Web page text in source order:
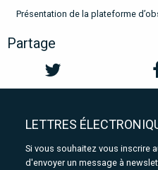
Présentation de la plateforme
Partage
LETTRES
Si vous souhaitez vous inscrire
d'envoyer un message à